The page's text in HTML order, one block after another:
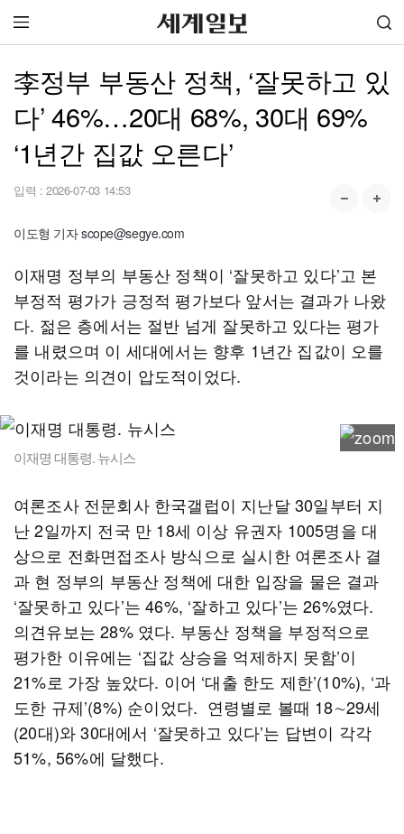
李정부 부동산 정책, ‘잘못하고 있
다’ 46%…20대 68%, 30대 69%
‘1년간 집값 오른다’
입력 : 2026-07-03 14:53
이도형 기자 scope@segye.com
이재명 정부의 부동산 정책이 ‘잘못하고 있다’고 본
부정적 평가가 긍정적 평가보다 앞서는 결과가 나왔
다. 젊은 층에서는 절반 넘게 잘못하고 있다는 평가
를 내렸으며 이 세대에서는 향후 1년간 집값이 오를
것이라는 의견이 압도적이었다.
이재명 대통령. 뉴시스
여론조사 전문회사 한국갤럽이 지난달 30일부터 지
난 2일까지 전국 만 18세 이상 유권자 1005명을 대
상으로 전화면접조사 방식으로 실시한 여론조사 결
과 현 정부의 부동산 정책에 대한 입장을 물은 결과
‘잘못하고 있다’는 46%, ‘잘하고 있다’는 26%였다.
의견유보는 28% 였다. 부동산 정책을 부정적으로
평가한 이유에는 ‘집값 상승을 억제하지 못함’이
21%로 가장 높았다. 이어 ‘대출 한도 제한’(10%), ‘과
도한 규제’(8%) 순이었다. 연령별로 볼때 18∼29세
(20대)와 30대에서 ‘잘못하고 있다’는 답변이 각각
51%, 56%에 달했다.